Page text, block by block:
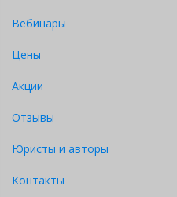
Вебинары
Цены
Акции
Отзывы
Юристы и авторы
Контакты